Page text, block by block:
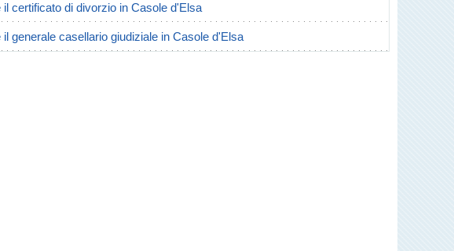
il certificato di divorzio in Casole d'Elsa
il generale casellario giudiziale in Casole d'Elsa